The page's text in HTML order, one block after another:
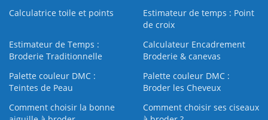
Calculatrice toile et points
Estimateur de temps : Point
de croix
Estimateur de Temps :
Broderie Traditionnelle
Calculateur Encadrement
Broderie & canevas
Palette couleur DMC :
Teintes de Peau
Palette couleur DMC :
Broder les Cheveux
Comment choisir la bonne
Comment choisir ses ciseaux